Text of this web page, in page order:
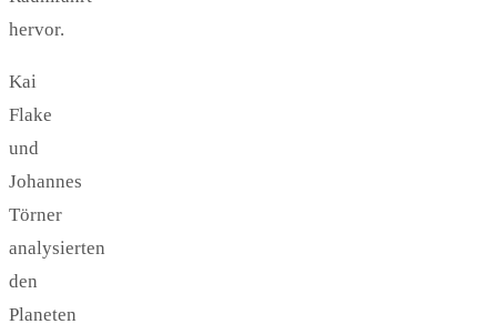
hervor.
Kai
Flake
und
Johannes
Törner
analysierten
den
Planeten